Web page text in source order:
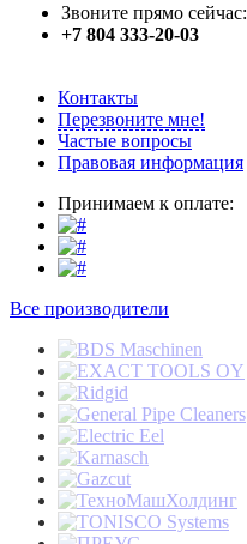
Звоните прямо сейчас:
+7 804 333-20-03
Контакты
Перезвоните мне!
Частые вопросы
Правовая информация
Принимаем к оплате:
Все производители